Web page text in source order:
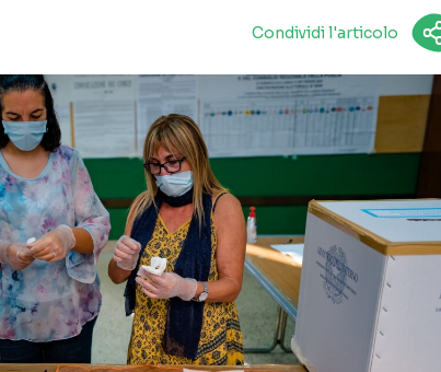
Condividi l'articolo